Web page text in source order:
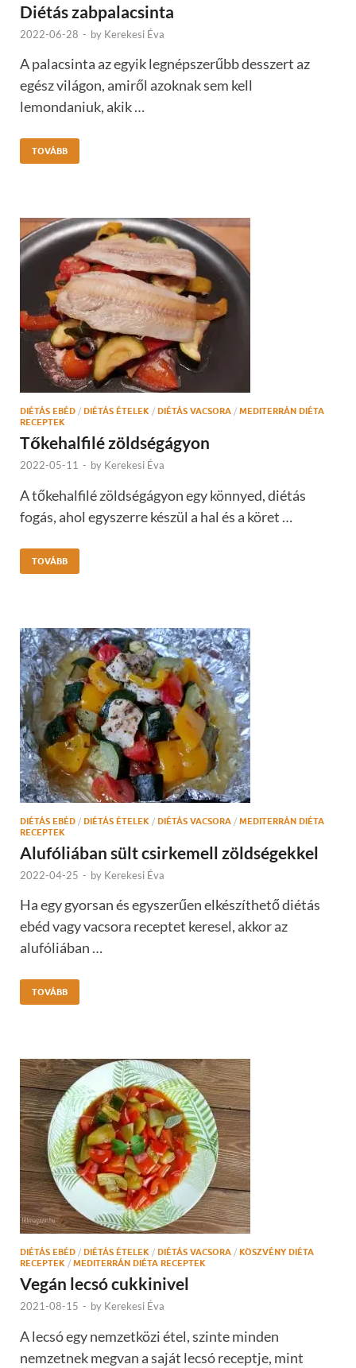
Diétás zabpalacsinta
2022-06-28 - by Kerekesi Éva
A palacsinta az egyik legnépszerűbb desszert az
egész világon, amiről azoknak sem kell
lemondaniuk, akik …
TOVÁBB
DIÉTÁS EBÉD / DIÉTÁS ÉTELEK / DIÉTÁS VACSORA / MEDITERRÁN DIÉTA
RECEPTEK
Tőkehalfilé zöldségágyon
2022-05-11 - by Kerekesi Éva
A tőkehalfilé zöldségágyon egy könnyed, diétás
fogás, ahol egyszerre készül a hal és a köret …
TOVÁBB
DIÉTÁS EBÉD / DIÉTÁS ÉTELEK / DIÉTÁS VACSORA / MEDITERRÁN DIÉTA
RECEPTEK
Alufóliában sült csirkemell zöldségekkel
2022-04-25 - by Kerekesi Éva
Ha egy gyorsan és egyszerűen elkészíthető diétás
ebéd vagy vacsora receptet keresel, akkor az
alufóliában …
TOVÁBB
DIÉTÁS EBÉD / DIÉTÁS ÉTELEK / DIÉTÁS VACSORA / KÖSZVÉNY DIÉTA
RECEPTEK / MEDITERRÁN DIÉTA RECEPTEK
Vegán lecsó cukkinivel
2021-08-15 - by Kerekesi Éva
A lecsó egy nemzetközi étel, szinte minden
nemzetnek megvan a saját lecsó receptje, mint